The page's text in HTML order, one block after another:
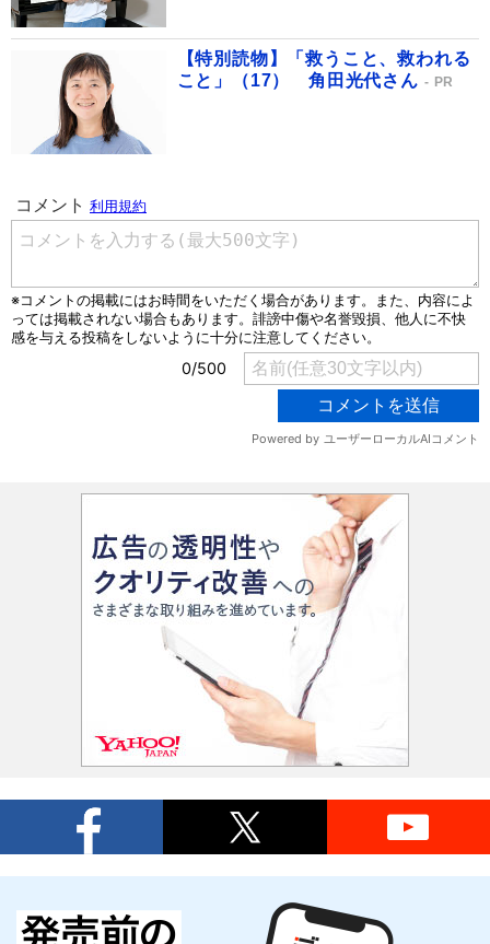
【特別読物】「救うこと、救われる
こと」（17） 角田光代さん
PR